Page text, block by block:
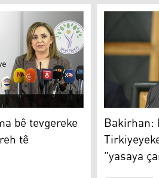
bê tevgereke
tê
Tuncer
Bakirhan:
"yasaya